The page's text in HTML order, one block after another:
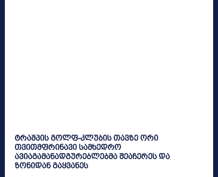
ტრამპის გოლფ-კლუბის თავზე ორი
თვითმფრინავი სამხედრო
ავიაგამანადგურებლებმა შეაჩერეს და
ზონიდან გაყვანეს